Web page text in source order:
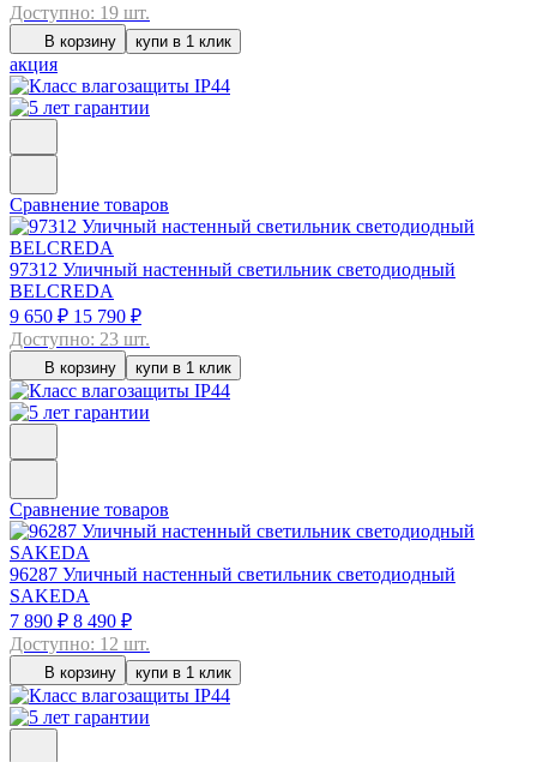
Доступно: 19 шт.
В корзину купи в 1 клик
акция
Сравнение товаров
97312 Уличный настенный светильник светодиодный
BELCREDA
9 650 ₽ 15 790 ₽
Доступно: 23 шт.
В корзину купи в 1 клик
Сравнение товаров
96287 Уличный настенный светильник светодиодный
SAKEDA
7 890 ₽ 8 490 ₽
Доступно: 12 шт.
В корзину купи в 1 клик